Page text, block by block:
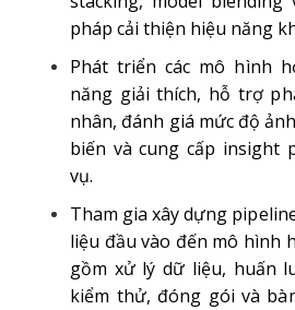
pháp cải thiện hiệu năng
Phát triển các mô hình
năng giải thích, hỗ trợ
nhân, đánh giá mức độ
biến và cung cấp insight
vụ.
Tham gia xây dựng
liệu đầu vào đến mô hình
gồm xử lý dữ liệu, huấn
kiểm thử, đóng gói và